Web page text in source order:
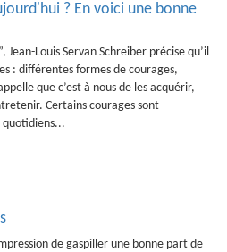
? En voici une bonne
Jean-Louis Servan Schreiber précise qu’il
: différentes formes de courages,
que c’est à nous de les acquérir,
Certains courages sont
quotidiens...
de gaspiller une bonne part de